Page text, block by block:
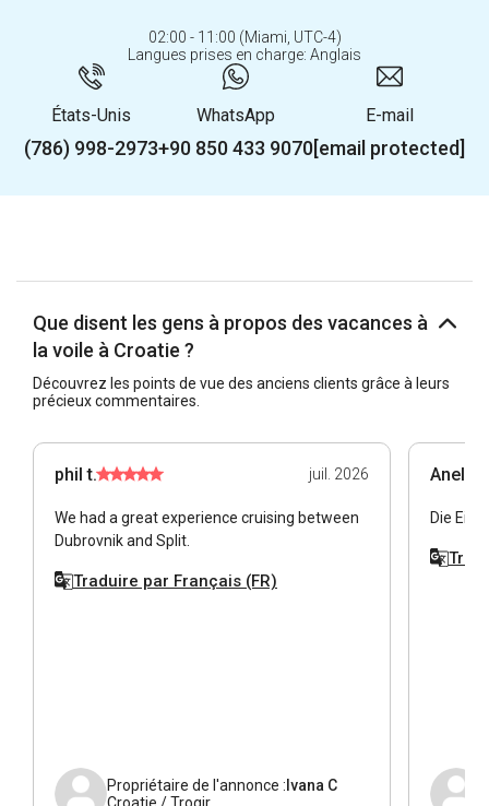
02:00 - 11:00 (Miami, UTC-4)
Langues prises en charge: Anglais
États-Unis
(786) 998-2973
WhatsApp
+90 850 433 9070
E-mail
[email protected]
Que disent les gens à propos des vacances à
la voile à Croatie ?
Découvrez les points de vue des anciens clients grâce à leurs
précieux commentaires.
phil t. juil. 2026
We had a great experience cruising between
Dubrovnik and Split.
Traduire par Français (FR)
Propriétaire de l'annonce : Ivana C
Croatie / Trogir
Anela
Die